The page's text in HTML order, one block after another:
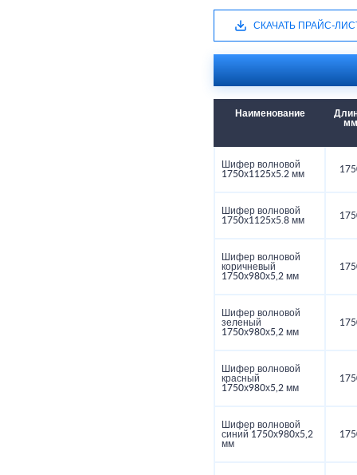
СКАЧАТЬ ПРАЙС-
Наименование
мм
Шифер волновой
1750х1125х5.2 мм
Шифер волновой
1750х1125х5.8 мм
Шифер волновой
коричневый
1750х980х5,2 мм
Шифер волновой
зеленый
1750х980х5,2 мм
Шифер волновой
красный
1750х980х5,2 мм
Шифер волновой
синий 1750х980х5,2
мм